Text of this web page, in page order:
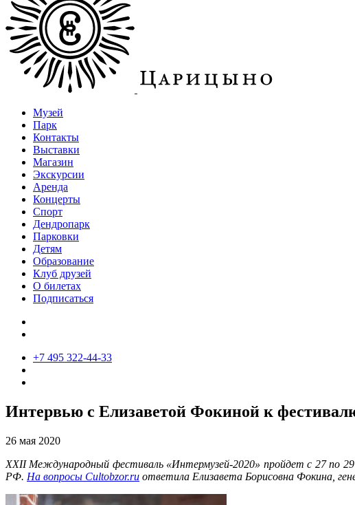
Музей
Парк
Контакты
Выставки
Магазин
Экскурсии
Аренда
Концерты
Спорт
Дендропарк
Парковки
Детям
Образование
Клуб друзей
О билетах
Подписаться
+7 495 322-44-33
Интервью с Елизаветой Фокиной к
26 мая 2020
XXII Международный фестиваль «Интермузей-2020» пройдет с 27 по 29
РФ. На вопросы Cultobzor.ru ответила Елизавета Борисовна Фокина,